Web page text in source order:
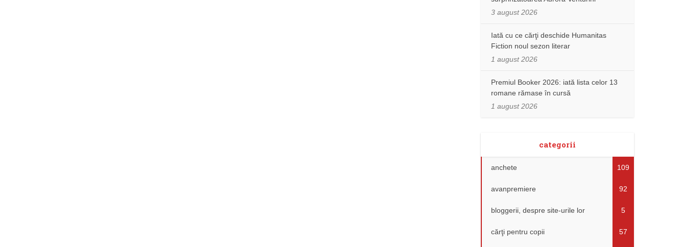
3 august 2026
Iată cu ce cărţi deschide Humanitas
Fiction noul sezon literar
1 august 2026
Premiul Booker 2026: iată lista celor 13
romane rămase în cursă
1 august 2026
categorii
anchete 109
avanpremiere 92
bloggerii, despre site-urile lor 5
cărţi pentru copii 57